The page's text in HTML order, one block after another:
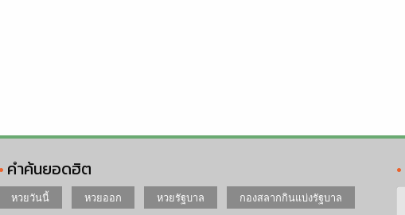
คำค้นยอดฮิต
หวยวันนี้ หวยออก หวยรัฐบาล กองสลากกินแบ่งรัฐบาล